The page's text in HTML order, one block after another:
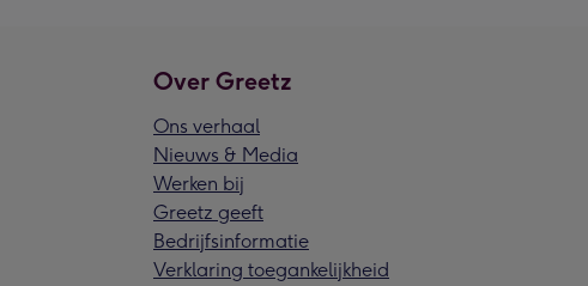
Over Greetz
Ons verhaal
Nieuws & Media
Werken bij
Greetz geeft
Bedrijfsinformatie
Verklaring toegankelijkheid